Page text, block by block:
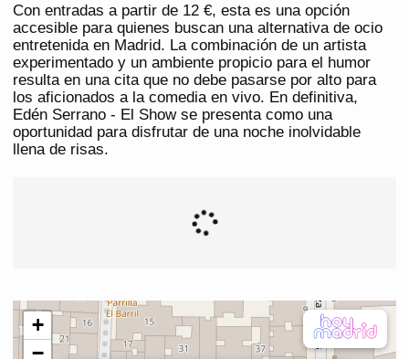
Con entradas a partir de 12 €, esta es una opción
accesible para quienes buscan una alternativa de ocio
entretenida en Madrid. La combinación de un artista
experimentado y un ambiente propicio para el humor
resulta en una cita que no debe pasarse por alto para
los aficionados a la comedia en vivo. En definitiva,
Edén Serrano - El Show se presenta como una
oportunidad para disfrutar de una noche inolvidable
llena de risas.